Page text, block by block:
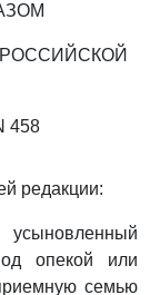
458
редакции:
опекой или
семью